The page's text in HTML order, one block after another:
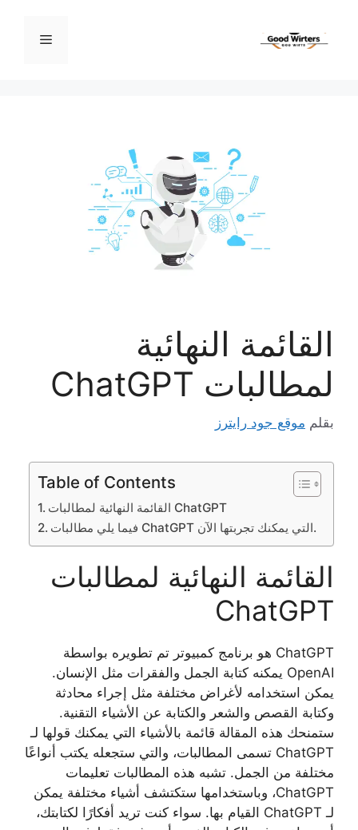
المحتوى
القائمة
القائمة النهائية
لمطالبات ChatGPT
بقلم موقع جود رايترز
Table of Contents
القائمة النهائية لمطالبات ChatGPT
فيما يلي مطالبات ChatGPT التي يمكنك تجربتها الآن.
القائمة النهائية لمطالبات
ChatGPT
ChatGPT هو برنامج كمبيوتر تم تطويره بواسطة
OpenAI يمكنه كتابة الجمل والفقرات مثل الإنسان.
يمكن استخدامه لأغراض مختلفة مثل إجراء محادثة
وكتابة القصص والشعر والكتابة عن الأشياء التقنية.
ستمنحك هذه المقالة قائمة بالأشياء التي يمكنك قولها لـ
ChatGPT تسمى المطالبات، والتي ستجعله يكتب أنواعًا
مختلفة من الجمل. تشبه هذه المطالبات تعليمات
ChatGPT، وباستخدامها ستكتشف أشياء مختلفة يمكن
لـ ChatGPT القيام بها. سواء كنت تريد أفكارًا لكتابتك،